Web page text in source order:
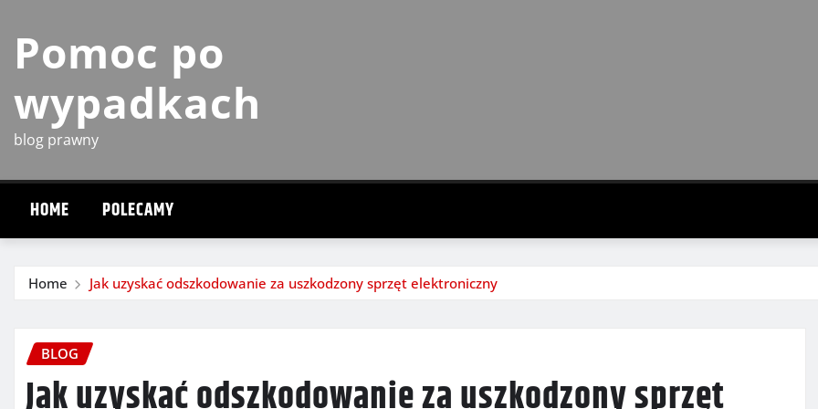
content
Pomoc po
wypadkach
blog prawny
HOME POLECAMY
Home Jak uzyskać odszkodowanie za uszkodzony sprzęt elektroniczny
BLOG
Jak uzyskać odszkodowanie za uszkodzony sprzęt